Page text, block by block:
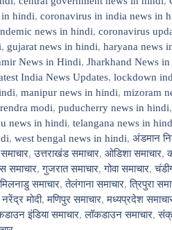
in hindi, coronavirus in india news in
news in hindi, coronavirus
, gujarat news in hindi, haryana news
News in Hindi, Jharkhand News
India News Updates, lockdown
, manipur news in hindi, mizoram
modi, puducherry news in hindi,
news in hindi, telangana news in
, west bengal news in hindi, अंडमान
,उत्तराखंड समाचार, ओडिशा समाचार,
समाचार,गुजरात समाचार,गोवा समाचार,
समाचार,तेलंगाना समाचार,त्रिपुरा
मोदी,मणिपुर समाचार,मध्यप्रदेश
इंडिया समाचार,लॉकडाउन समाचार,